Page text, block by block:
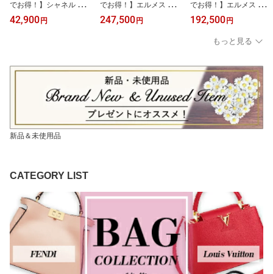
でお得！】シャネル （C
HANEL） ウール×コット
ン ベルト付 スカート コ
42,900 円
でお得！】エルメス （H
ERMES） リネン ヴァル
ーズ スキッパー シャツ #
247,500 円
でお得！】エルメス （H
ERMES） レザーベルト
ドレープ ロング スカー
ト □G刻 2003SS #36 ホ
ワイト マルジェラ期 ウ
192,500 円
もっと見る
新品＆未使用品
CATEGORY LIST